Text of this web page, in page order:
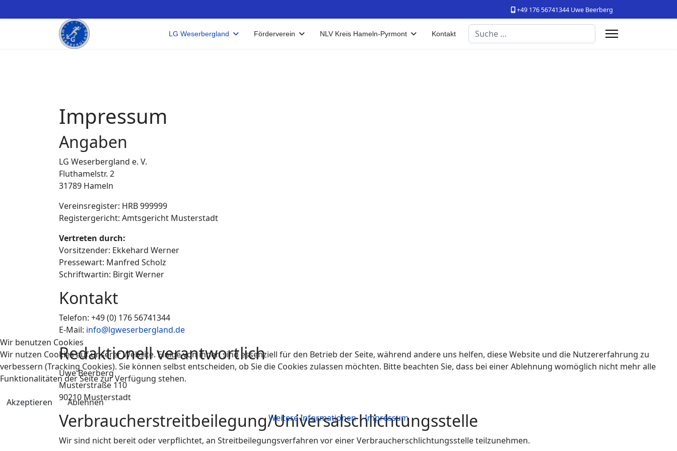
+49 176 56741344 Uwe Beerberg
LG Weserbergland Förderverein NLV Kreis Hameln-Pyrmont Kontakt Suchen
Impressum
Angaben
LG Weserbergland e. V.
Fluthamelstr. 2
31789 Hameln
Vereinsregister: HRB 999999
Registergericht: Amtsgericht Musterstadt
Vertreten durch:
Vorsitzender: Ekkehard Werner
Pressewart: Manfred Scholz
Schriftwartin: Birgit Werner
Kontakt
Telefon: +49 (0) 176 56741344
E-Mail: info@lgweserbergland.de
Redaktionell verantwortlich
Uwe Beerberg
Musterstraße 110
90210 Musterstadt
Verbraucher­streit­beilegung/Universal­schlichtungs­stelle
Wir sind nicht bereit oder verpflichtet, an Streitbeilegungsverfahren vor einer Verbraucherschlichtungsstelle teilzunehmen.
Wir benutzen Cookies
Wir nutzen Cookies auf unserer Website. Einige von ihnen sind essenziell für den Betrieb der Seite, während andere uns helfen, diese Website und die Nutzererfahrung zu
verbessern (Tracking Cookies). Sie können selbst entscheiden, ob Sie die Cookies zulassen möchten. Bitte beachten Sie, dass bei einer Ablehnung womöglich nicht mehr alle
Funktionalitäten der Seite zur Verfügung stehen.
Akzeptieren
Ablehnen
Weitere Informationen|Impressum